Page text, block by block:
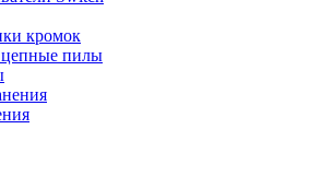
кромок
пилы